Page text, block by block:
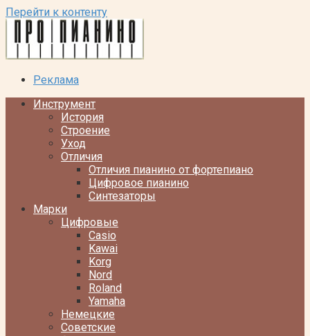
Перейти к контенту
Реклама
Инструмент
История
Строение
Уход
Отличия
Отличия пианино от фортепиано
Цифровое пианино
Синтезаторы
Марки
Цифровые
Casio
Kawai
Korg
Nord
Roland
Yamaha
Немецкие
Советские